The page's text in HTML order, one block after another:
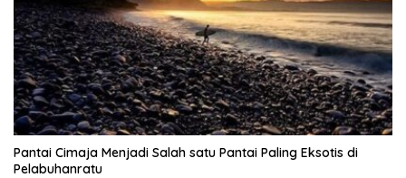
Pantai Cimaja Menjadi Salah satu Pantai Paling Eksotis di
Pelabuhanratu